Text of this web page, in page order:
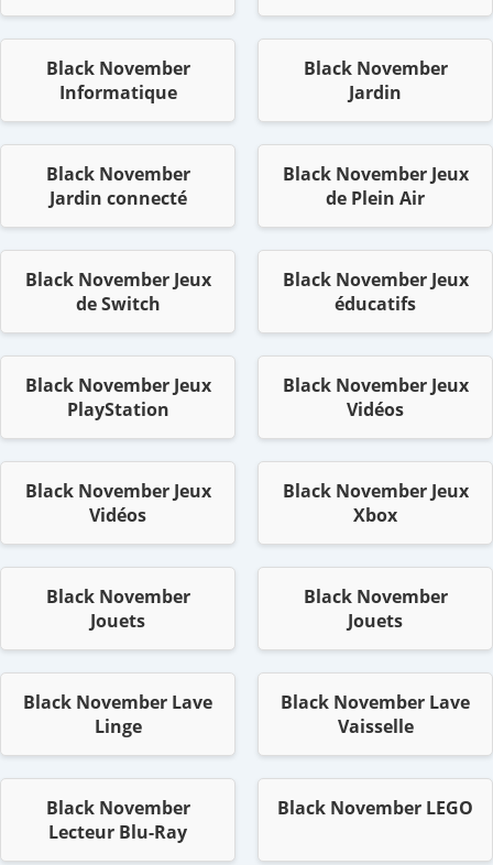
Black November
Informatique
Black November
Jardin
Black November
Jardin connecté
Black November Jeux
de Plein Air
Black November Jeux
de Switch
Black November Jeux
éducatifs
Black November Jeux
PlayStation
Black November Jeux
Vidéos
Black November Jeux
Vidéos
Black November Jeux
Xbox
Black November
Jouets
Black November
Jouets
Black November Lave
Linge
Black November Lave
Vaisselle
Black November
Lecteur Blu-Ray
Black November LEGO